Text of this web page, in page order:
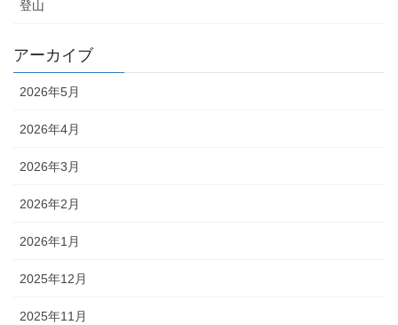
登山
アーカイブ
2026年5月
2026年4月
2026年3月
2026年2月
2026年1月
2025年12月
2025年11月